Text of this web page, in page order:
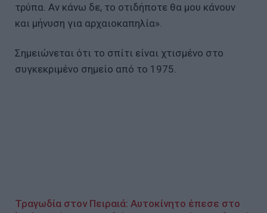
τρύπα. Αν κάνω δε, το οτιδήποτε θα μου κάνουν
και μήνυση για αρχαιοκαπηλία».
Σημειώνεται ότι το σπίτι είναι χτισμένο στο
συγκεκριμένο σημείο από το 1975.
Τραγωδία στον Πειραιά: Αυτοκίνητο έπεσε στο